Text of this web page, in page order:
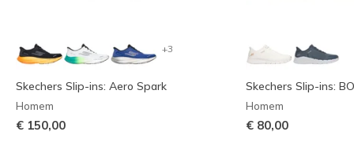
+3
Skechers Slip-ins: Aero Spark
Homem
€ 150,00
Skechers Slip-ins:
Homem
€ 80,00